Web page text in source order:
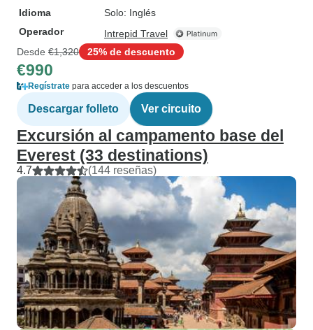
Idioma
Solo: Inglés
Operador
Intrepid Travel
Desde €1,320 25% de descuento
€990
Regístrate para acceder a los descuentos
Descargar folleto Ver circuito
Excursión al campamento base del
Everest (33 destinations)
4.7 (144 reseñas)